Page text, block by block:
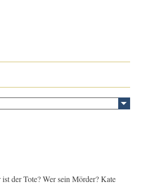
der Tote? Wer sein Mörder? Kate